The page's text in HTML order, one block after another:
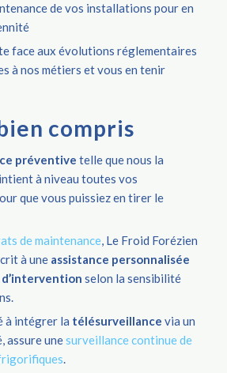
de vos installations pour en
face aux évolutions réglementaires
à nos métiers et vous en tenir
compris
préventive telle que nous la
à niveau toutes vos
que vous puissiez en tirer le
de maintenance, Le Froid Forézien
à une assistance personnalisée
d’intervention selon la sensibilité
à intégrer la télésurveillance via un
assure unesurveillance continue de
.